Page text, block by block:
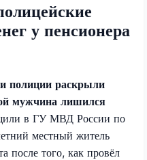
у пенсионера
полиции раскрыли
мужчина лишился
в ГУ МВД России по
местный житель
после того, как провёл